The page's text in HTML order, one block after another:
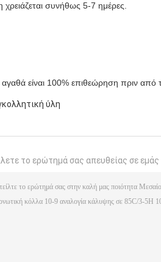
χρειάζεται συνήθως 5-7 ημέρες.
αγαθά είναι 100% επιθεώρηση πριν από
ύλη
το ερώτημά σας απευθείας σε εμάς